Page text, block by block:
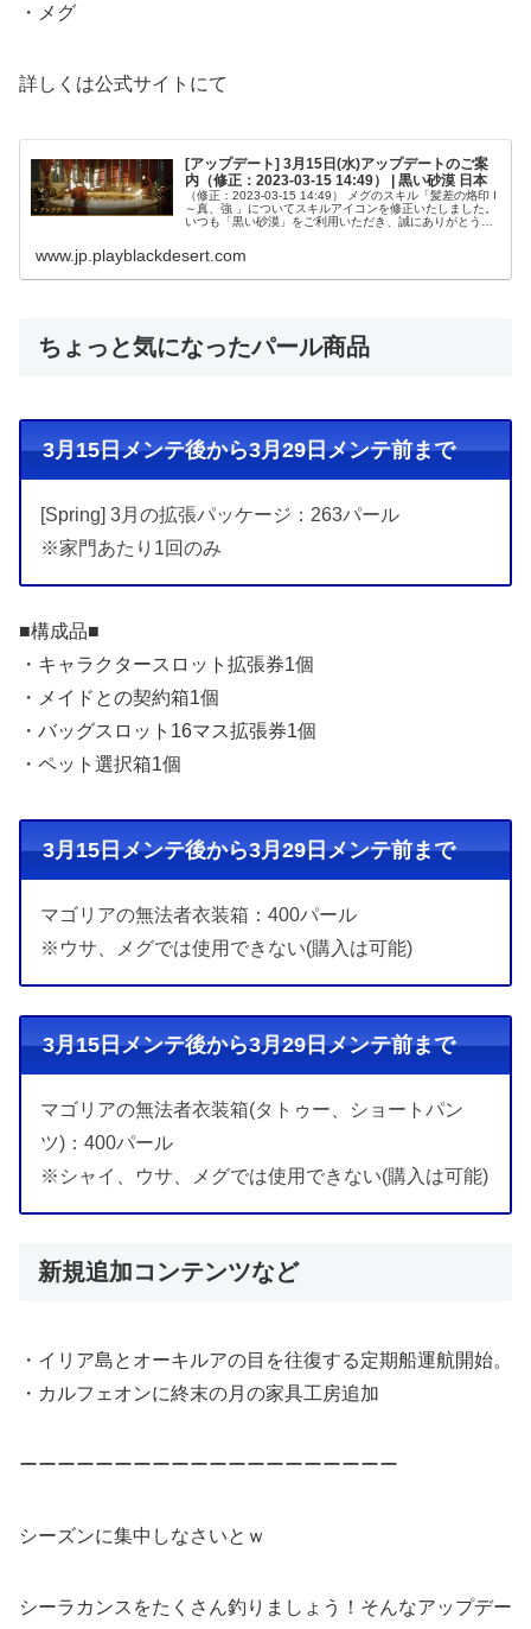
・メグ
詳しくは公式サイトにて
[アップデート] 3月15日(水)アップデートのご案
内（修正：2023-03-15 14:49） | 黒い砂漠 日本
（修正：2023-03-15 14:49） メグのスキル「髪差の烙印 I
～真、強 」についてスキルアイコンを修正いたしました。
いつも「黒い砂漠」をご利用いただき、誠にありがとうご
www.jp.playblackdesert.com
ちょっと気になったパール商品
3月15日メンテ後から3月29日メンテ前まで
[Spring] 3月の拡張パッケージ：263パール
※家門あたり1回のみ
■構成品■
・キャラクタースロット拡張券1個
・メイドとの契約箱1個
・バッグスロット16マス拡張券1個
・ペット選択箱1個
3月15日メンテ後から3月29日メンテ前まで
マゴリアの無法者衣装箱：400パール
※ウサ、メグでは使用できない(購入は可能)
3月15日メンテ後から3月29日メンテ前まで
マゴリアの無法者衣装箱(タトゥー、ショートパン
ツ)：400パール
※シャイ、ウサ、メグでは使用できない(購入は可能)
新規追加コンテンツなど
・イリア島とオーキルアの目を往復する定期船運航開始。
・カルフェオンに終末の月の家具工房追加
ーーーーーーーーーーーーーーーーーーーー
シーズンに集中しなさいとｗ
シーラカンスをたくさん釣りましょう！そんなアップデー